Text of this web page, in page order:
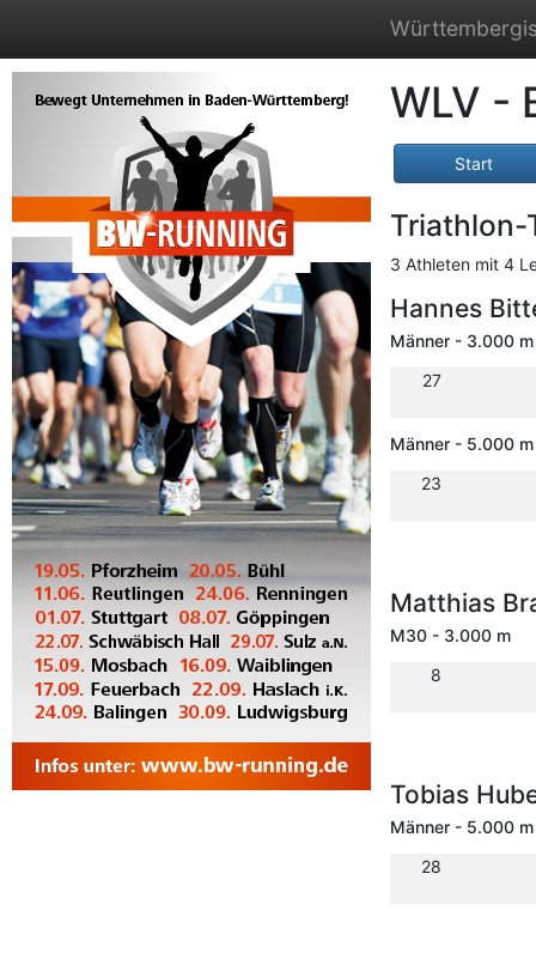
WLV -
Start
Triathlon-
3 Athleten mit 4
Hannes
Männer - 3.000 m
27
Männer - 5.000 m
23
Matthias
M30 - 3.000 m
8
Tobias
Männer - 5.000 m
28